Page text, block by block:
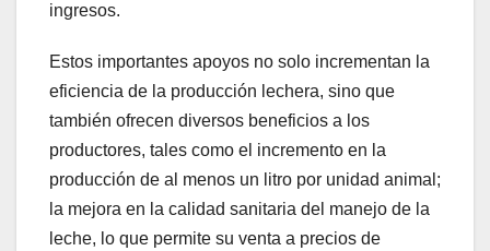
ingresos.
Estos importantes apoyos no solo incrementan la
eficiencia de la producción lechera, sino que
también ofrecen diversos beneficios a los
productores, tales como el incremento en la
producción de al menos un litro por unidad animal;
la mejora en la calidad sanitaria del manejo de la
leche, lo que permite su venta a precios de